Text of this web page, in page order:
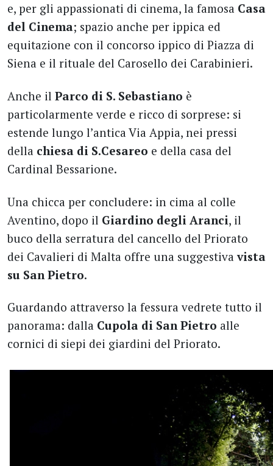
e, per gli appassionati di cinema, la famosa Casa
del Cinema; spazio anche per ippica ed
equitazione con il concorso ippico di Piazza di
Siena e il rituale del Carosello dei Carabinieri.
Anche il Parco di S. Sebastiano è
particolarmente verde e ricco di sorprese: si
estende lungo l’antica Via Appia, nei pressi
della chiesa di S.Cesareo e della casa del
Cardinal Bessarione.
Una chicca per concludere: in cima al colle
Aventino, dopo il Giardino degli Aranci, il
buco della serratura del cancello del Priorato
dei Cavalieri di Malta offre una suggestivavista
su San Pietro.
Guardando attraverso la fessura vedrete tutto il
panorama: dalla Cupola di San Pietro alle
cornici di siepi dei giardini del Priorato.